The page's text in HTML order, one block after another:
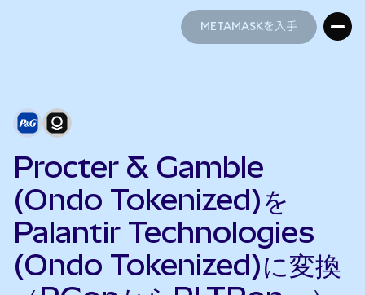
METAMASKを入手
Procter & Gamble
(Ondo Tokenized)を
Palantir Technologies
(Ondo Tokenized)に変換